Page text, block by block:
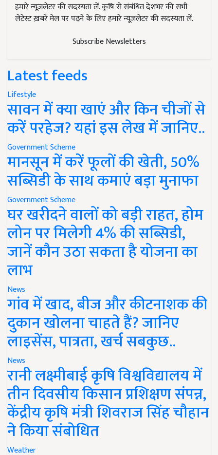
हमारे न्यूज़लेटर की सदस्यता लें. कृषि से संबंधित देशभर की सभी
लेटेस्ट ख़बरें मेल पर पढ़ने के लिए हमारे न्यूज़लेटर की सदस्यता लें.
Subscribe Newsletters
Latest feeds
Lifestyle
सावन में क्या खाएं और किन चीजों से
करें परहेज? यहां इस लेख में जानिए..
Government Scheme
मानसून में करें फूलों की खेती, 50%
सब्सिडी के साथ कमाएं बड़ा मुनाफा
Government Scheme
घर खरीदने वालों को बड़ी राहत, होम
लोन पर मिलेगी 4% की सब्सिडी,
जानें कौन उठा सकता है योजना का
लाभ
News
गांव में खाद, बीज और कीटनाशक की
दुकान खोलना चाहते हैं? जानिए
लाइसेंस, पात्रता, खर्च सबकुछ..
News
रानी लक्ष्मीबाई कृषि विश्वविद्यालय में
तीन दिवसीय किसान प्रशिक्षण संपन्न,
केंद्रीय कृषि मंत्री शिवराज सिंह चौहान
ने किया संबोधित
Weather